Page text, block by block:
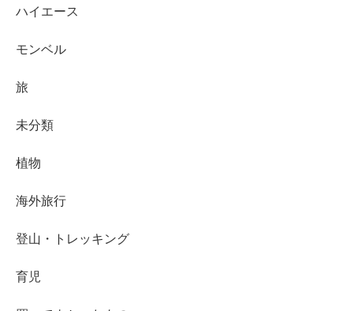
ハイエース
モンベル
旅
未分類
植物
海外旅行
登山・トレッキング
育児